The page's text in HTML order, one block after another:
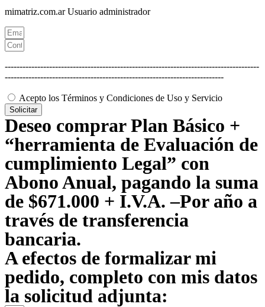
mimatriz.com.ar Usuario administrador
--------------------------------------------------------------------------------------
--------------------------------------------------------------------------
Acepto los Términos y Condiciones de Uso y Servicio
Solicitar
Deseo comprar Plan Básico +
“herramienta de Evaluación de
cumplimiento Legal” con
Abono Anual, pagando la suma
de $671.000 + I.V.A. –Por año a
través de transferencia
bancaria.
A efectos de formalizar mi
pedido, completo con mis datos
la solicitud adjunta: